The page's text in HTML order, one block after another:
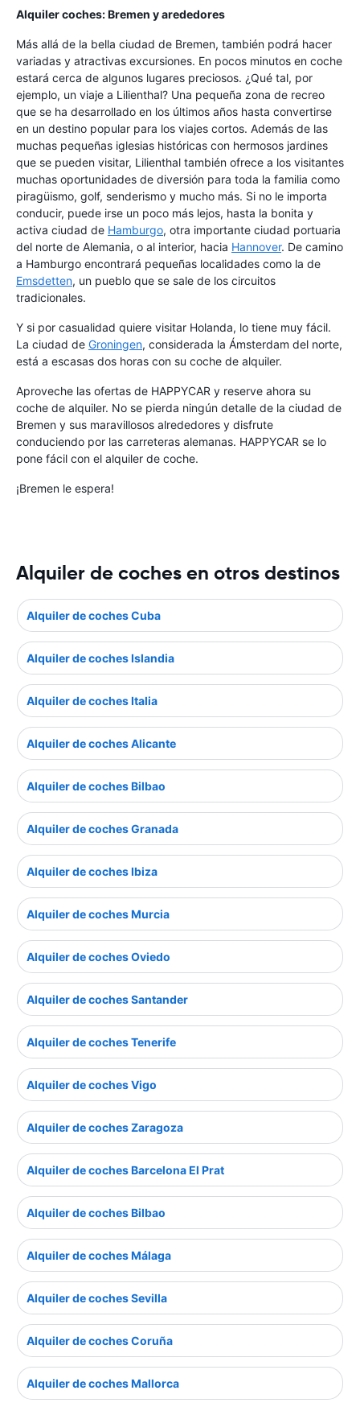
Alquiler coches: Bremen y arededores
Más allá de la bella ciudad de Bremen, también podrá hacer
variadas y atractivas excursiones. En pocos minutos en coche
estará cerca de algunos lugares preciosos. ¿Qué tal, por
ejemplo, un viaje a Lilienthal? Una pequeña zona de recreo
que se ha desarrollado en los últimos años hasta convertirse
en un destino popular para los viajes cortos. Además de las
muchas pequeñas iglesias históricas con hermosos jardines
que se pueden visitar, Lilienthal también ofrece a los visitantes
muchas oportunidades de diversión para toda la familia como
piragüismo, golf, senderismo y mucho más. Si no le importa
conducir, puede irse un poco más lejos, hasta la bonita y
activa ciudad de Hamburgo, otra importante ciudad portuaria
del norte de Alemania, o al interior, hacia Hannover. De camino
a Hamburgo encontrará pequeñas localidades como la de
Emsdetten, un pueblo que se sale de los circuitos
tradicionales.
Y si por casualidad quiere visitar Holanda, lo tiene muy fácil.
La ciudad de Groningen, considerada la Ámsterdam del norte,
está a escasas dos horas con su coche de alquiler.
Aproveche las ofertas de HAPPYCAR y reserve ahora su
coche de alquiler. No se pierda ningún detalle de la ciudad de
Bremen y sus maravillosos alrededores y disfrute
conduciendo por las carreteras alemanas. HAPPYCAR se lo
pone fácil con el alquiler de coche.
¡Bremen le espera!
Alquiler de coches en otros destinos
Alquiler de coches Cuba
Alquiler de coches Islandia
Alquiler de coches Italia
Alquiler de coches Alicante
Alquiler de coches Bilbao
Alquiler de coches Granada
Alquiler de coches Ibiza
Alquiler de coches Murcia
Alquiler de coches Oviedo
Alquiler de coches Santander
Alquiler de coches Tenerife
Alquiler de coches Vigo
Alquiler de coches Zaragoza
Alquiler de coches Barcelona El Prat
Alquiler de coches Bilbao
Alquiler de coches Málaga
Alquiler de coches Sevilla
Alquiler de coches Coruña
Alquiler de coches Mallorca